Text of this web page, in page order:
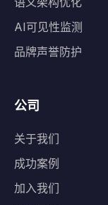
AI可见性监测
品牌声誉防护
公司
关于我们
成功案例
加入我们